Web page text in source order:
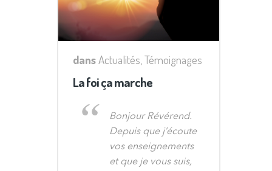
dansActualités,Témoignages
La foi ça marche
Bonjour Révérend.
Depuis que j’écoute
vos enseignements
et que je vous suis,